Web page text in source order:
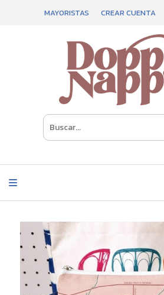
MAYORISTAS CREAR CUENTA